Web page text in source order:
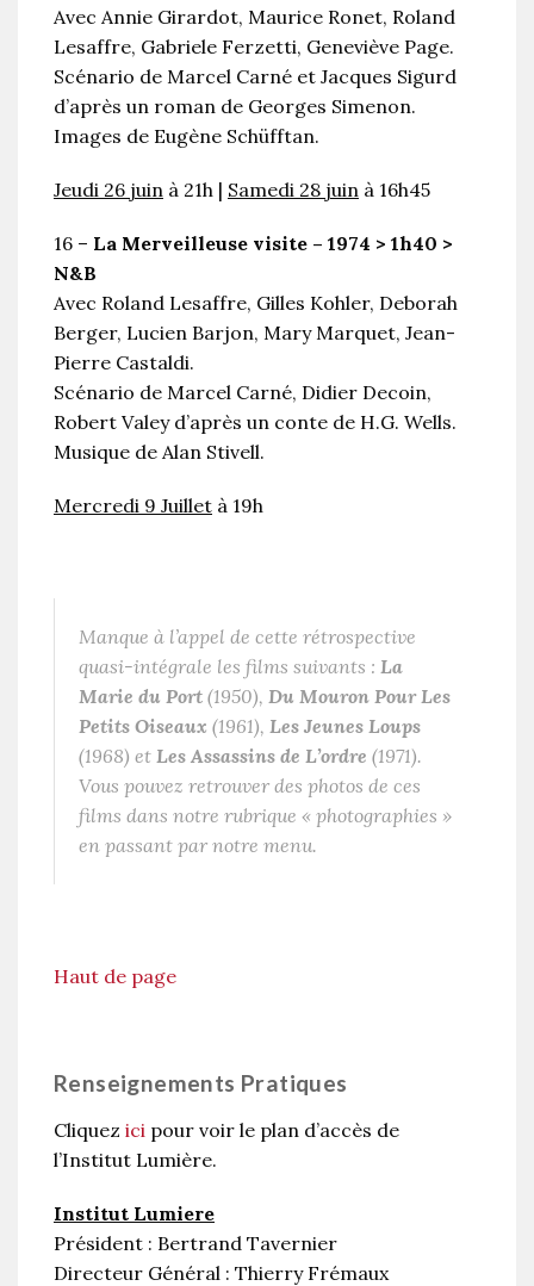
Avec Annie Girardot, Maurice Ronet, Roland
Lesaffre, Gabriele Ferzetti, Geneviève Page.
Scénario de Marcel Carné et Jacques Sigurd
d’après un roman de Georges Simenon.
Images de Eugène Schüfftan.
Jeudi 26 juin à 21h | Samedi 28 juin à 16h45
16 – La Merveilleuse visite – 1974 > 1h40 >
N&B
Avec Roland Lesaffre, Gilles Kohler, Deborah
Berger, Lucien Barjon, Mary Marquet, Jean-
Pierre Castaldi.
Scénario de Marcel Carné, Didier Decoin,
Robert Valey d’après un conte de H.G. Wells.
Musique de Alan Stivell.
Mercredi 9 Juillet à 19h
Manque à l’appel de cette rétrospective
quasi-intégrale les films suivants : La
Marie du Port (1950), Du Mouron Pour Les
Petits Oiseaux (1961), Les Jeunes Loups
(1968) et Les Assassins de L’ordre (1971).
Vous pouvez retrouver des photos de ces
films dans notre rubrique « photographies »
en passant par notre menu.
Haut de page
Renseignements Pratiques
Cliquez ici pour voir le plan d’accès de
l’Institut Lumière.
Institut Lumiere
Président : Bertrand Tavernier
Directeur Général : Thierry Frémaux